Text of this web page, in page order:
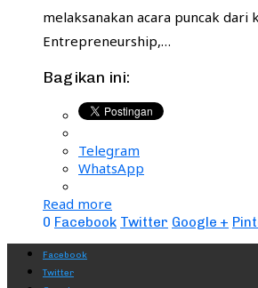
melaksanakan acara puncak dari
Entrepreneurship,…
Bagikan ini:
Telegram
WhatsApp
Read more
0 Facebook Twitter Google +
Facebook
Twitter